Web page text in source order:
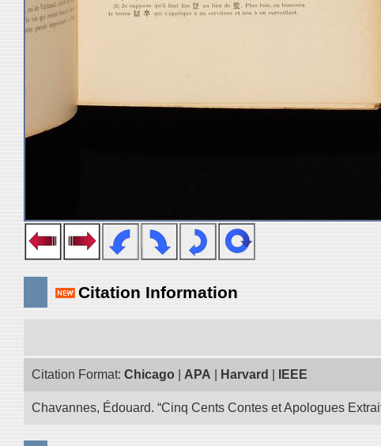
Citation Information
Citation Format: Chicago APA Harvard IEEE
Chavannes, Édouard. “Cinq Cents Contes et Apologues